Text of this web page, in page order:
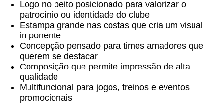
Logo no peito posicionado para valorizar o
patrocínio ou identidade do clube
Estampa grande nas costas que cria um visual
imponente
Concepção pensado para times amadores que
querem se destacar
Composição que permite impressão de alta
qualidade
Multifuncional para jogos, treinos e eventos
promocionais